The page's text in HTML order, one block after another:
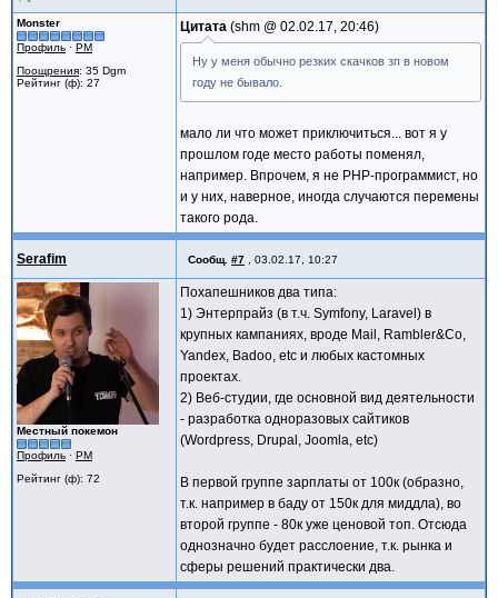
Monster
Профиль · PM
Поощрения: 35 Dgm
Рейтинг (ф): 27
Цитата shm @ 02.02.17, 20:46
Ну у меня обычно резких скачков зп в новом
году не бывало.
мало ли что может приключиться... вот я у
прошлом годе место работы поменял,
например. Впрочем, я не PHP-программист, но
и у них, наверное, иногда случаются перемены
такого рода.
Serafim Сообщ. #7 03.02.17, 10:27
Местный покемон
Профиль · PM
Рейтинг (ф): 72
Похапешников два типа:
1) Энтерпрайз (в т.ч. Symfony, Laravel) в
крупных кампаниях, вроде Mail, Rambler&Co,
Yandex, Badoo, etc и любых кастомных
проектах.
2) Веб-студии, где основной вид деятельности
- разработка одноразовых сайтиков
(Wordpress, Drupal, Joomla, etc)
В первой группе зарплаты от 100к (образно,
т.к. например в баду от 150к для миддла), во
второй группе - 80к уже ценовой топ. Отсюда
однозначно будет расслоение, т.к. рынка и
сферы решений практически два.